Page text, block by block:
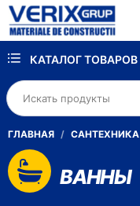
КАТАЛОГ ТОВАРОВ
ГЛАВНАЯ САНТЕХНИКА
ВАННЫ